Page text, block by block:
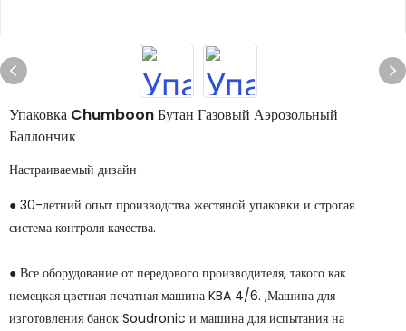
Упаковка Chumboon Бутан Газовый Аэрозольный
Баллончик
Настраиваемый дизайн
● 30-летний опыт производства жестяной упаковки и строгая
система контроля качества.
● Все оборудование от передового производителя, такого как
немецкая цветная печатная машина KBA 4/6. ,Машина для
изготовления банок Soudronic и машина для испытания на